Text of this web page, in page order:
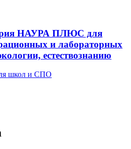
НАУРА ПЛЮС для
и лабораторных
естествознанию
школ и СПО